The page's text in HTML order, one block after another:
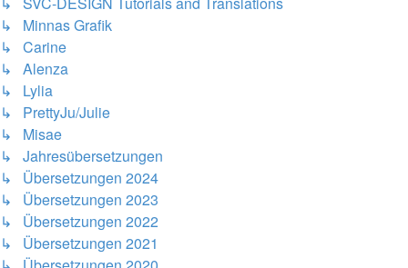
↳ Minnas Grafik
↳ Carine
↳ Alenza
↳ Lylia
↳ PrettyJu/Julie
↳ Misae
↳ Jahresübersetzungen
↳ Übersetzungen 2024
↳ Übersetzungen 2023
↳ Übersetzungen 2022
↳ Übersetzungen 2021